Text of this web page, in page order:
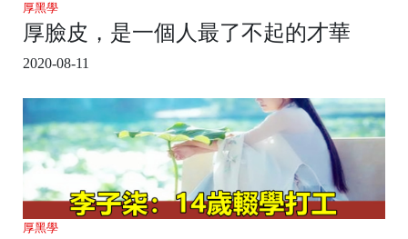
厚黑學
厚臉皮，是一個人最了不起的才華
2020-08-11
厚黑學